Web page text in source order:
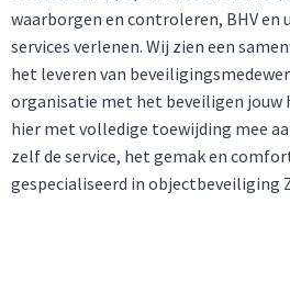
waarborgen en controleren, BHV
services verlenen. Wij zien een
het leveren van
organisatie met het beveiligen jouw
hier met volledige toewijding mee
zelf de service, het gemak en
gespecialiseerd in objectbeveiliging